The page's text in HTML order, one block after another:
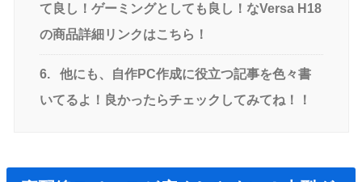
て良し！ゲーミングとしても良し！なVersa H18
の商品詳細リンクはこちら！
6.
他にも、自作PC作成に役立つ記事を色々書
いてるよ！良かったらチェックしてみてね！！